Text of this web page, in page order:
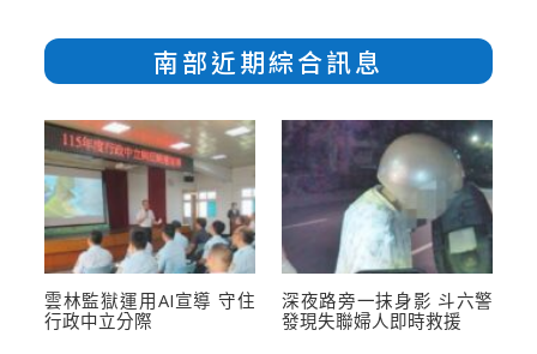
南部近期綜合訊息
雲林監獄運用AI宣導 守住
行政中立分際
深夜路旁一抹身影 斗六警
發現失聯婦人即時救援